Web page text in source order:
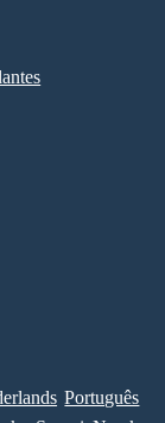
Português